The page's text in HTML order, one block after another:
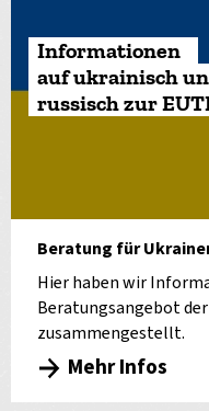
Informationen
auf ukrainisch
russisch zur
Beratung für
Hier haben wir
Beratungsangebot
zusammengestellt.
Mehr Infos